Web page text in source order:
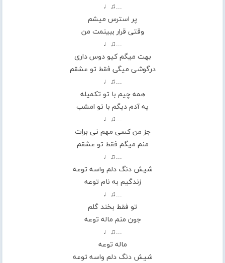
...♫♩
پر استرس میشم
وقتی قرار ببینمت من
...♫♩
بهت میگم کیو دوس داری
درگوشی میگی فقط تو عشقم
...♫♩
همه چیم با تو تکمیله
یه آدم دیگم با تو امشب
...♫♩
جز من کسی مهم نی برات
منم میگم فقط تو عشقم
...♫♩
شیش دنگ دلم واسه توعه
زندگیم به نام توعه
...♫♩
تو فقط بخند گلم
جون منم ماله توعه
...♫♩
ماله توعه
شیش دنگ دلم واسه توعه